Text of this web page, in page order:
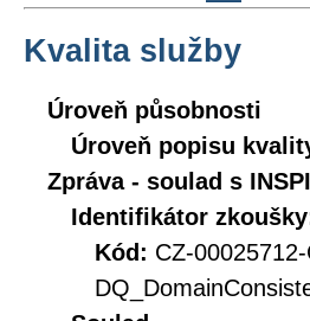
Kvalita služby
Úroveň působnosti
Úroveň popisu
Zpráva - soulad s
Identifikátor
Kód: CZ-